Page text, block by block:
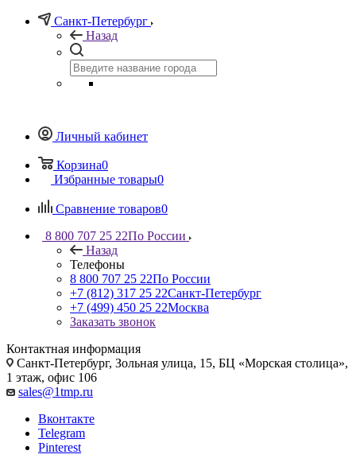
Санкт-Петербург
Назад
Личный кабинет
Корзина0
Избранные товары0
Сравнение товаров0
8 800 707 25 22По России
Назад
Телефоны
8 800 707 25 22По России
+7 (812) 317 25 22Санкт-Петербург
+7 (499) 450 25 22Москва
Заказать звонок
Контактная информация
Санкт-Петербург, Зольная улица, 15, БЦ «Морская столица»,
1 этаж, офис 106
sales@1tmp.ru
Вконтакте
Telegram
Pinterest